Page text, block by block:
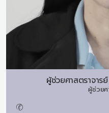
ผู้ช่วยศาสตราจาร
ผู้ช่วยศ